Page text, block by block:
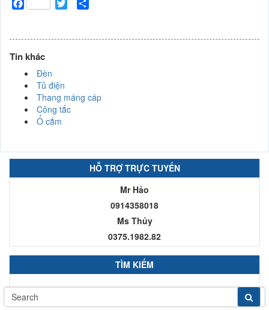
Facebook
Twitter
Tin khác
Đèn
Tủ điện
Thang máng cáp
Công tắc
Ổ cắm
HỖ TRỢ TRỰC TUYẾN
Mr Hảo
0914358018
Ms Thủy
0375.1982.82
TÌM KIẾM